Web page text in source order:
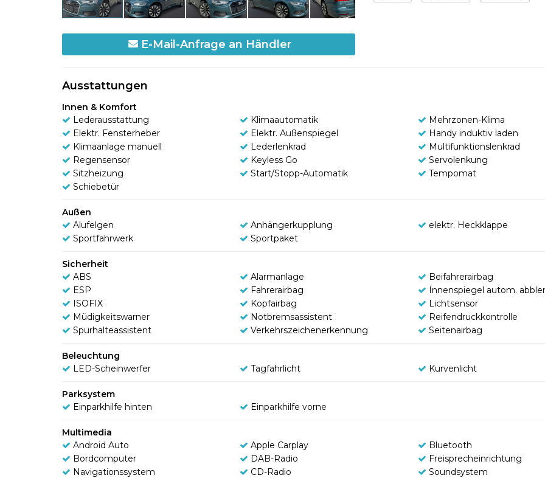
E-Mail-Anfrage an Händler
Ausstattungen
Innen & Komfort
Lederausstattung
Klimaautomatik
Mehrzonen-Klima
Elektr. Fensterheber
Elektr. Außenspiegel
Handy induktiv laden
Klimaanlage manuell
Lederlenkrad
Multifunktionslenkrad
Regensensor
Keyless Go
Servolenkung
Sitzheizung
Start/Stopp-Automatik
Tempomat
Schiebetür
Außen
Alufelgen
Anhängerkupplung
elektr. Heckklappe
Sportfahrwerk
Sportpaket
Sicherheit
ABS
Alarmanlage
Beifahrerairbag
ESP
Fahrerairbag
Innenspiegel autom.
ISOFIX
Kopfairbag
Lichtsensor
Müdigkeitswarner
Notbremsassistent
Reifendruckkontrolle
Spurhalteassistent
Verkehrszeichenerkennung Seitenairbag
Beleuchtung
LED-Scheinwerfer
Tagfahrlicht Kurvenlicht
Parksystem
Einparkhilfe hinten
Einparkhilfe vorne
Multimedia
Android Auto
Apple Carplay
Bluetooth
Bordcomputer
DAB-Radio
Freisprecheinrichtung
Navigationssystem
CD-Radio
Soundsystem